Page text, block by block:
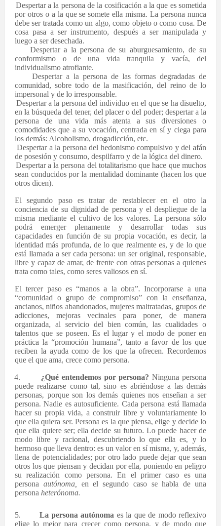
Despertar a la persona de la cosificación a la que es sometida
por otros o a la que se somete ella misma. La persona nunca
debe ser tratada como un algo, como objeto o como cosa. De
cosa pasa a ser instrumento, después a ser manipulada y
luego a ser desechada.
Despertar a la persona de su aburguesamiento, de su
conformismo o de una vida tranquila y vacía, del
individualismo atrofiante.
Despertar a la persona de las formas degradadas de
comunidad, sobre todo de la masificación, del reino de lo
impersonal y de lo irresponsable.
Despertar a la persona del individuo en el que se ha disuelto,
en la búsqueda del tener, del placer o del poder; despertar a la
persona de una vida más atenta a sus diversiones o
comodidades que a su vocación, centrada en sí y ciega para
los demás: Alcoholismo, drogadicción, etc.
Despertar a la persona del hedonismo compulsivo y del afán
de posesión y consumo, despilfarro y de la lógica del dinero.
Despertar a la persona del totalitarismo que hace que muchos
sean conducidos por la mentalidad dominante (hacen los que
otros dicen).
El segundo paso es tratar de restablecer en el otro la
conciencia de su dignidad de persona y el despliegue de la
misma mediante el cultivo de los valores. La persona sólo
podrá emerger plenamente y desarrollar todas sus
capacidades en función de su propia vocación, es decir, la
identidad más profunda, de lo que realmente es, y de lo que
está llamada a ser cada persona: un ser original, responsable,
libre y capaz de amar, de frente con otras personas a quienes
trata como tales, como seres valiosos en sí.
El tercer paso es “manos a la obra”. Incorporarse a una
“comunidad o grupo de compromiso” con la enseñanza,
ancianos, niños abandonados, mujeres maltratadas, grupos de
adicciones, mejoras vecinales para poner, de manera
organizada, al servicio del bien común, las cualidades o
talentos que se poseen. Es el lugar y el modo de poner en
práctica la “promoción humana”, tanto a favor de los que
reciben la ayuda como de los que la ofrecen. Recordemos
que el que ama, crece como persona.
4. ¿Qué entendemos por persona? Ninguna persona
puede realizarse como tal, sino es abriéndose a las demás
personas, porque son los demás quienes nos enseñan a ser
persona. Nadie es autosuficiente. Cada persona está llamada
hacer su propia vida, a construir libre y voluntariamente lo
que ella quiera ser. Persona es la que piensa, elige y decide lo
que ella quiere ser; ella decide su futuro. Lo puede hacer de
modo libre y racional, descubriendo lo que ella es, y lo
hermoso que lleva dentro: es un valor en sí misma, y, además,
llena de potencialidades; por otro lado puede dejar que sean
otros los que piensan y decidan por ella, poniendo en peligro
su realización como persona. En el primer caso es una
persona autónoma,
en el segundo caso se habla de una
persona heterónoma.
5. La persona autónoma es la que de modo reflexivo
elige lo mejor para crecer como persona, y de modo que